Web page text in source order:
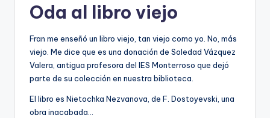
Oda al libro viejo
Fran me enseñó un libro viejo, tan viejo como yo. No, más
viejo. Me dice que es una donación de Soledad Vázquez
Valera, antigua profesora del IES Monterroso que dejó
parte de su colección en nuestra biblioteca.
El libro es Nietochka Nezvanova, de F. Dostoyevski, una
obra inacabada…